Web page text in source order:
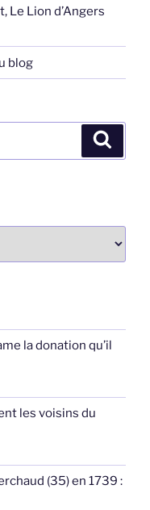
Le Lion d’Angers
blog
la donation qu’il
les voisins du
(35) en 1739 :